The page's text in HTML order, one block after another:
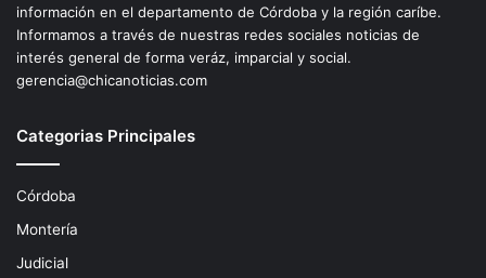
información en el departamento de Córdoba y la región caríbe.
Informamos a través de nuestras redes sociales noticias de
interés general de forma veráz, imparcial y social.
gerencia@chicanoticias.com
Categorias Principales
Córdoba
Montería
Judicial